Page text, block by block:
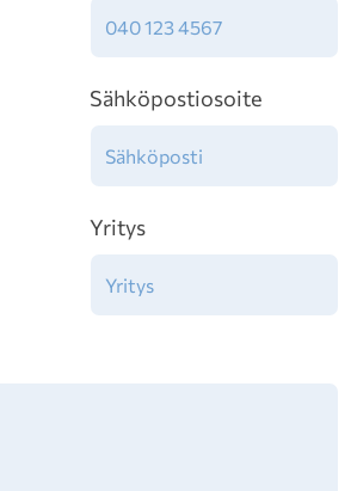
Sähköpostiosoite
Yritys